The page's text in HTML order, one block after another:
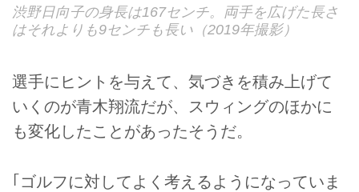
渋野日向子の身長は167センチ。両手を広げた長さ
はそれよりも9センチも長い（2019年撮影）
選手にヒントを与えて、気づきを積み上げて
いくのが青木翔流だが、スウィングのほかに
も変化したことがあったそうだ。
｢ゴルフに対してよく考えるようになっていま